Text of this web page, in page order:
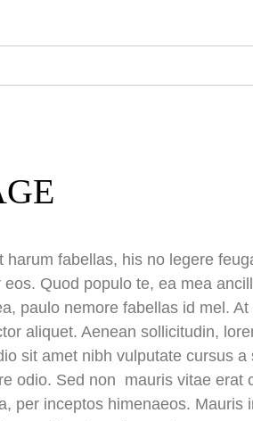
fabellas, his no legere
Quod populo te, ea mea
paulo nemore fabellas id mel.
aliquet. Aenean sollicitudin,
sit amet nibh vulputate cursus
odio. Sed non mauris vitae
per inceptos himenaeos.